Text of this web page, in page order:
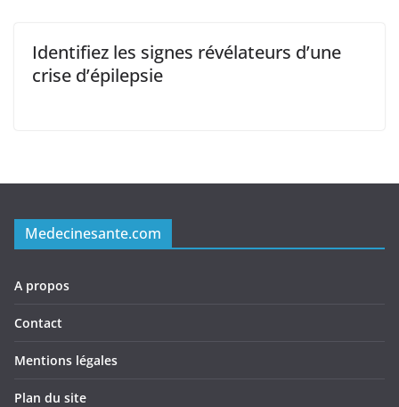
Identifiez les signes révélateurs d’une
crise d’épilepsie
Medecinesante.com
A propos
Contact
Mentions légales
Plan du site